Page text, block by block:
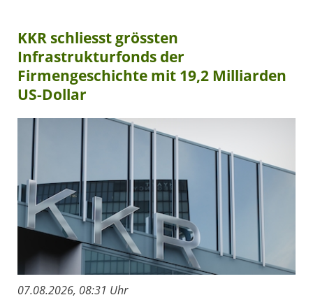
KKR schliesst grössten
Infrastrukturfonds der
Firmengeschichte mit 19,2 Milliarden
US-Dollar
07.08.2026, 08:31 Uhr